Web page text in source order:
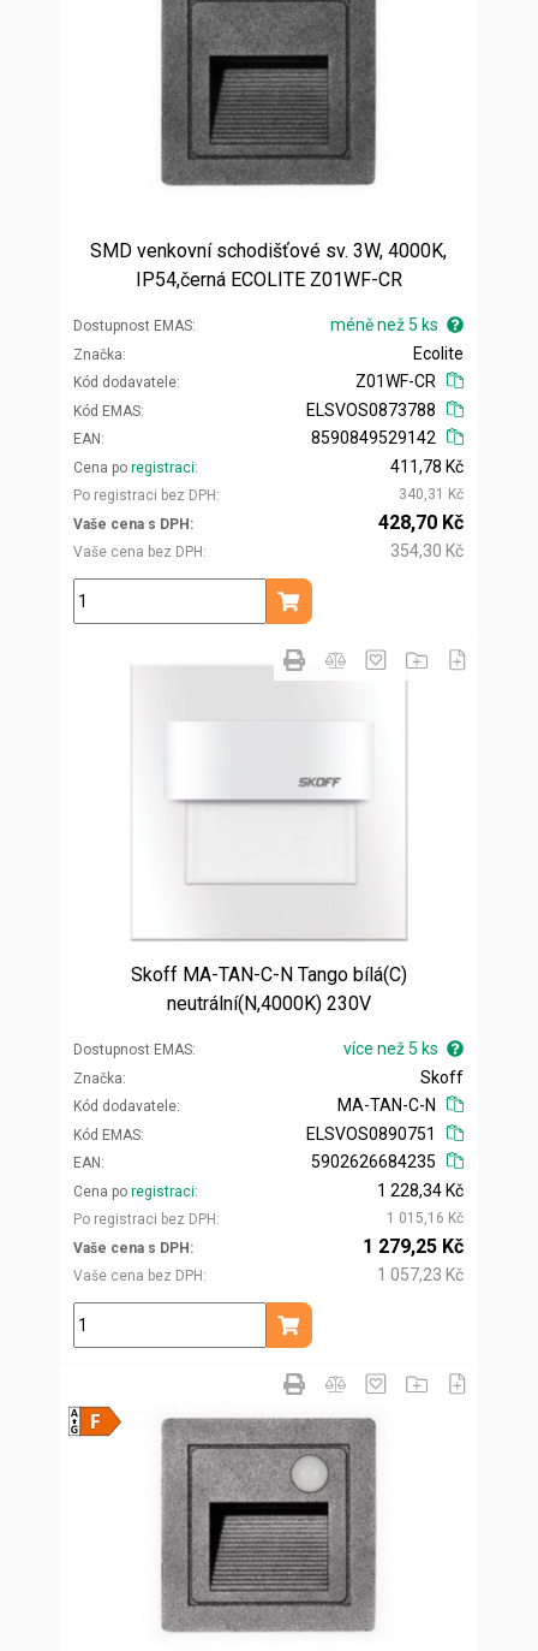
SMD venkovní schodišťové sv. 3W, 4000K,
IP54,černá ECOLITE Z01WF-CR
Dostupnost EMAS méně než 5 ks
Značka
Kód dodavatele
Ecolite
Z01WF-CR
Kód EMAS
EAN
ELSVOS0873788
8590849529142
Cena po registraci
Po registraci bez DPH
411,78 Kč
340,31 Kč
Vaše cena s DPH
Vaše cena bez DPH
428,70 Kč
354,30 Kč
ks
Přidat do košíku
Skoff MA-TAN-C-N Tango bílá(C)
neutrální(N,4000K) 230V
Dostupnost EMAS více než 5 ks
Značka
Kód dodavatele
Skoff
MA-TAN-C-N
Kód EMAS
EAN
ELSVOS0890751
5902626684235
Cena po registraci
Po registraci bez DPH
1 228,34 Kč
1 015,16 Kč
Vaše cena s DPH
Vaše cena bez DPH
1 279,25 Kč
1 057,23 Kč
ks
Přidat do košíku